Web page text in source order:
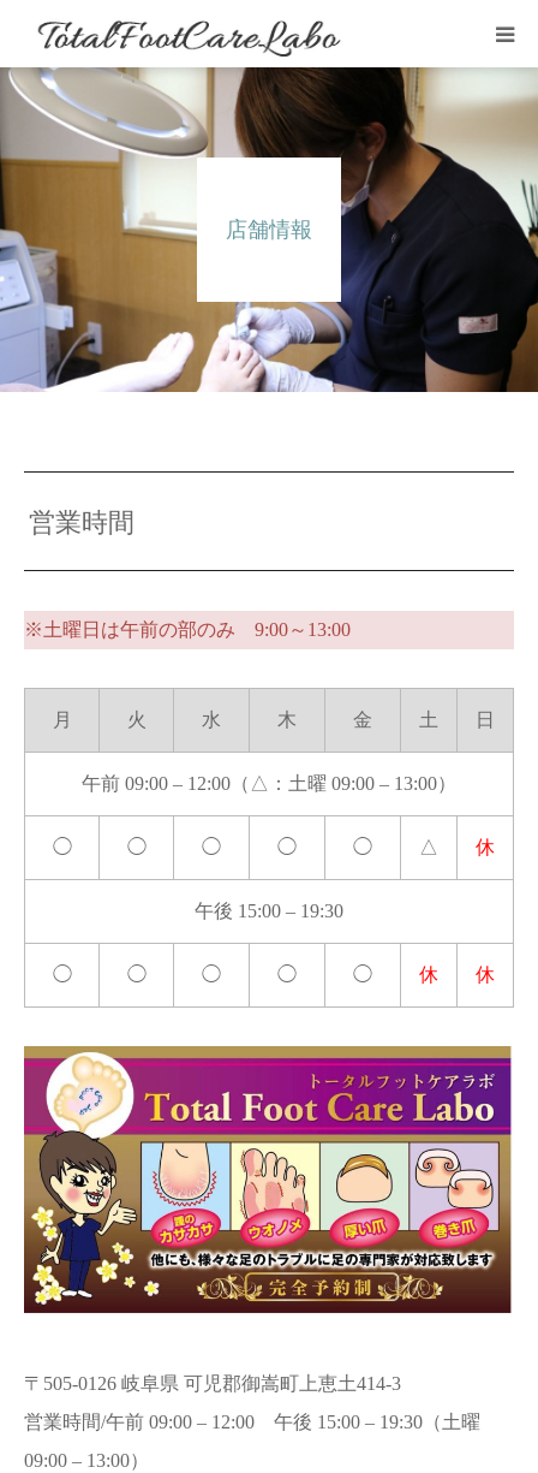
店舗情報
営業時間
※土曜日は午前の部のみ 9:00～13:00
月 火 水 木 金 土 日
午前 09:00 – 12:00（△：土曜 09:00 – 13:00）
◯ ◯ ◯ ◯ ◯ △ 休
午後 15:00 – 19:30
◯ ◯ ◯ ◯ ◯ 休 休
〒505-0126 岐阜県 可児郡御嵩町上恵土414-3
営業時間/午前 09:00 – 12:00 午後 15:00 – 19:30（土曜
09:00 – 13:00）
はじめての方
メニュー
店舗情報
よくある質問